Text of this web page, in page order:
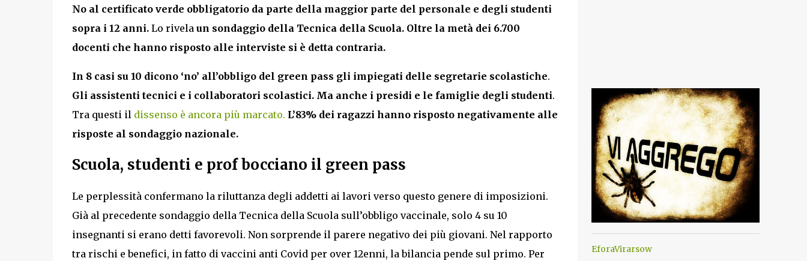
No al certificato verde obbligatorio da parte della maggior parte del personale e degli studenti
sopra i 12 anni.Lo rivelaun sondaggio della Tecnica della Scuola. Oltre la metà dei 6.700
docenti che hanno risposto alle interviste si è detta contraria.
In 8 casi su 10 dicono ‘no’ all’obbligo del green pass gli impiegati delle segretarie scolastiche.
Gli assistenti tecnici e i collaboratori scolastici. Ma anche i presidi e le famiglie degli studenti.
Tra questi il dissenso è ancora più marcato. L’83% dei ragazzi hanno risposto negativamente alle
risposte al sondaggio nazionale.
Scuola, studenti e prof bocciano il green pass
Le perplessità confermano la riluttanza degli addetti ai lavori verso questo genere di imposizioni.
Già al precedente sondaggio della Tecnica della Scuola sull’obbligo vaccinale, solo 4 su 10
insegnanti si erano detti favorevoli. Non sorprende il parere negativo dei più giovani. Nel rapporto
tra rischi e benefici, in fatto di vaccini anti Covid per over 12enni, la bilancia pende sul primo. Per
EforaVirarsow